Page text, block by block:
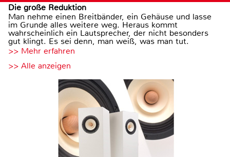
Die große Reduktion
Man nehme einen Breitbänder, ein Gehäuse und lasse
im Grunde alles weitere weg. Heraus kommt
wahrscheinlich ein Lautsprecher, der nicht besonders
gut klingt. Es sei denn, man weiß, was man tut.
>> Mehr erfahren
>> Alle anzeigen